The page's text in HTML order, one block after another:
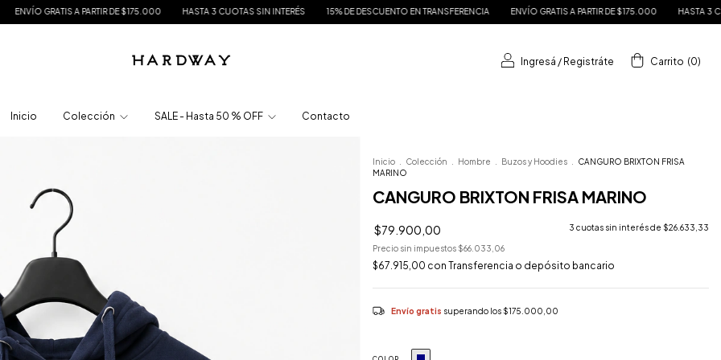
DE $175.000 HASTA 3 CUOTAS SIN INTERÉS 15% DE DESCUENTO EN TRANSFERENCIA ENVÍO GRATIS A PARTIR DE $175.000 HASTA 3 CUOTAS SIN INTERÉS
Ingresá / Registráte Carrito (0)
Inicio Colección SALE - Hasta 50 % OFF Contacto
Inicio Colección Hombre Buzos y Hoodies
CANGURO BRIXTON FRISA
MARINO
CANGURO BRIXTON FRISA MARINO
$79.900,00 3 cuotas sin interés de $26.633,33
Precio sin impuestos $66.033,06
$67.915,00 con Transferencia o depósito bancario
Envío gratis superando los $175.000,00